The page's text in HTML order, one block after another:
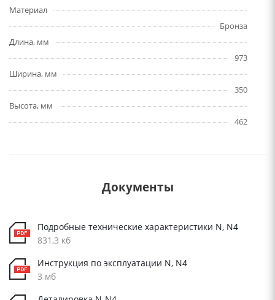
Материал
Бронза
Длина, мм
973
Ширина, мм
350
Высота, мм
462
Документы
Подробные технические характеристики N, N4
831,3 кб
Инструкция по эксплуатации N, N4
3 мб